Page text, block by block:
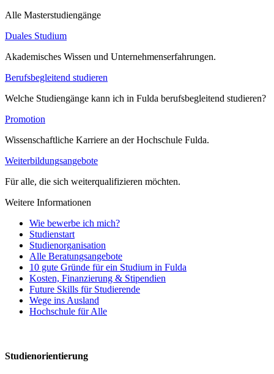
Alle Masterstudiengänge
Duales Studium
Akademisches Wissen und Unternehmenserfahrungen.
Berufsbegleitend studieren
Welche Studiengänge kann ich in Fulda berufsbegleitend studieren?
Promotion
Wissenschaftliche Karriere an der Hochschule Fulda.
Weiterbildungsangebote
Für alle, die sich weiterqualifizieren möchten.
Weitere Informationen
Wie bewerbe ich mich?
Studienstart
Studienorganisation
Alle Beratungsangebote
10 gute Gründe für ein Studium in Fulda
Kosten, Finanzierung & Stipendien
Future Skills für Studierende
Wege ins Ausland
Hochschule für Alle
Studienorientierung